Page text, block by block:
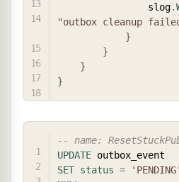
                slog
.
"outbox cleanup
}
}
}
}
-- name:
UPDATE
SET status = 'PENDING'